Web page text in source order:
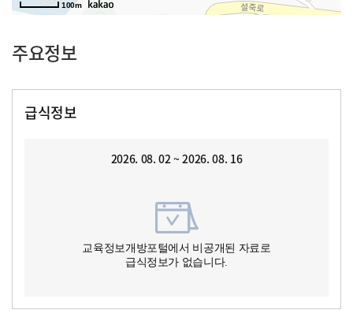
100m
주요정보
급식정보
2026. 08. 02 ~ 2026. 08. 16
교육정보개방포털에서 비공개된 자료로
급식정보가 없습니다.